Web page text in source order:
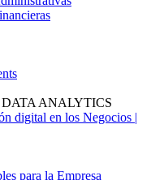
ANALYTICS
digital en los Negocios |
para la Empresa